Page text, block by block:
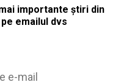
importante știri din
emailul dvs